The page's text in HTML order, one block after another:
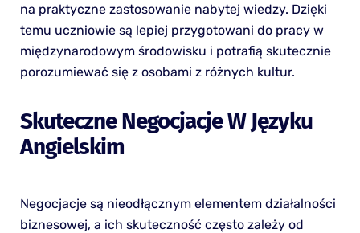
na praktyczne zastosowanie nabytej wiedzy. Dzięki
temu uczniowie są lepiej przygotowani do pracy w
międzynarodowym środowisku i potrafią skutecznie
porozumiewać się z osobami z różnych kultur.
Skuteczne Negocjacje W Języku
Angielskim
Negocjacje są nieodłącznym elementem działalności
biznesowej, a ich skuteczność często zależy od